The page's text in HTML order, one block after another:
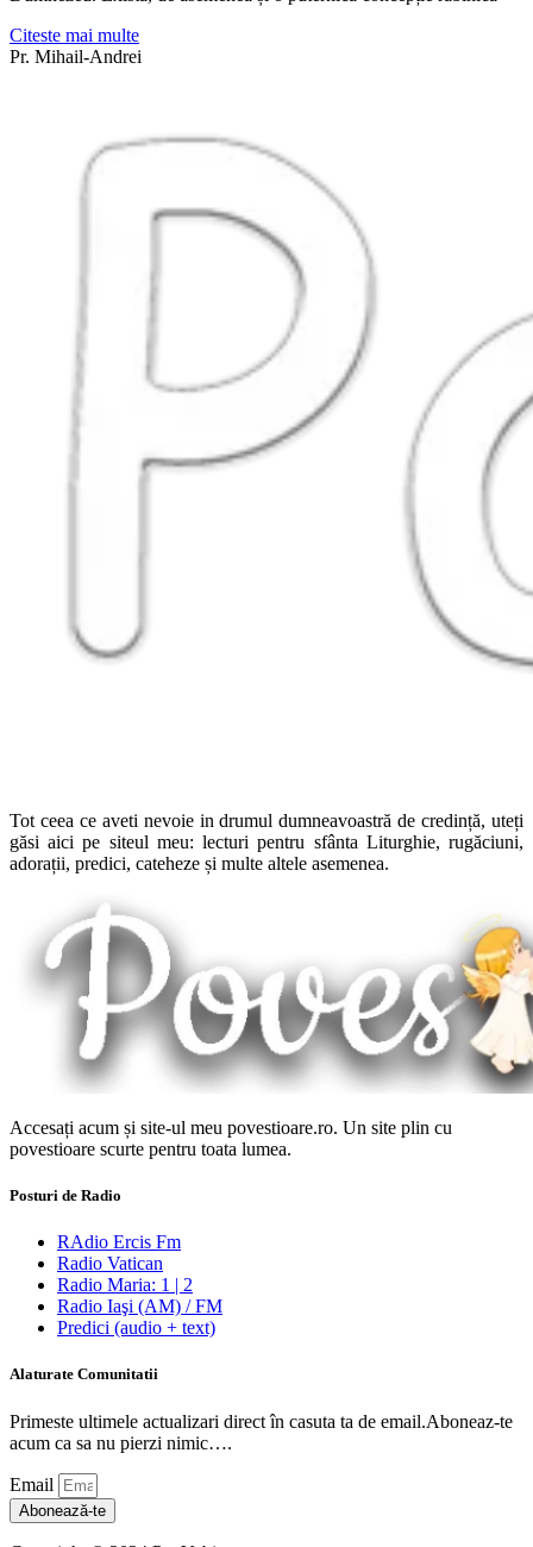
Citeste mai multe
Pr. Mihail-Andrei
Tot ceea ce aveti nevoie in drumul dumneavoastră de credință, uteți
găsi aici pe siteul meu: lecturi pentru sfânta Liturghie, rugăciuni,
adorații, predici, cateheze și multe altele asemenea.
Accesați acum și site-ul meu povestioare.ro. Un site plin cu
povestioare scurte pentru toata lumea.
Posturi de Radio
RAdio Ercis Fm
Radio Vatican
Radio Maria: 1 | 2
Radio Iaşi (AM) / FM
Predici (audio + text)
Alaturate Comunitatii
Primeste ultimele actualizari direct în casuta ta de email.Aboneaz-te
acum ca sa nu pierzi nimic….
Email
Abonează-te